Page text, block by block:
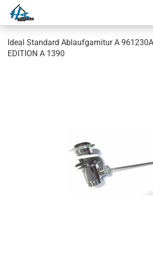
Ideal Standard Ablaufgarnitur A
EDITION A 1390